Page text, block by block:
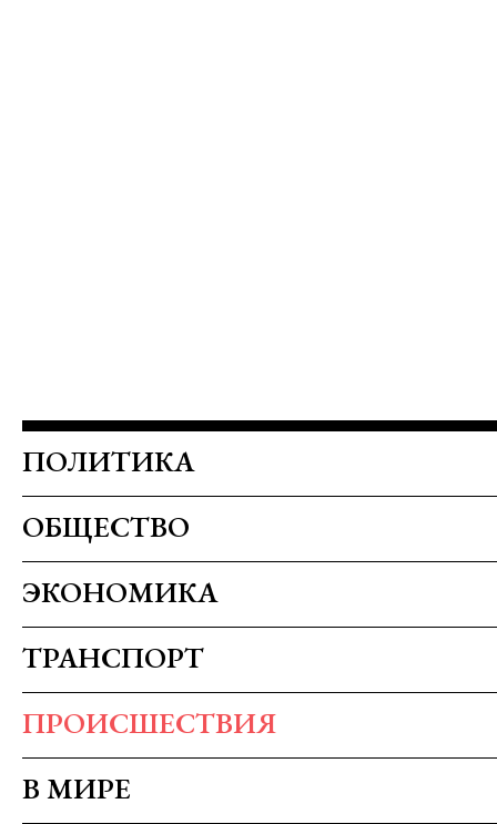
ПОЛИТИКА
ОБЩЕСТВО
ЭКОНОМИКА
ТРАНСПОРТ
ПРОИСШЕСТВИЯ
В МИРЕ